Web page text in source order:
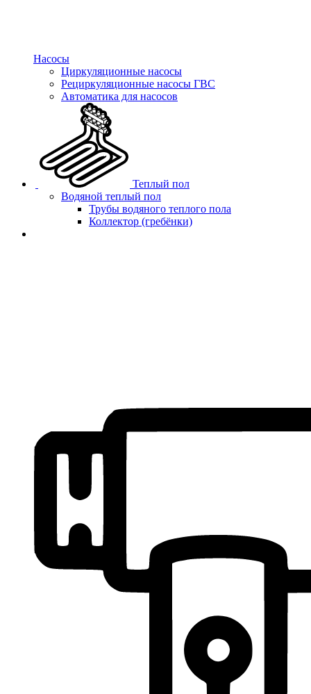
Насосы
Циркуляционные насосы
Рециркуляционные насосы ГВС
Автоматика для насосов
Теплый пол
Водяной теплый пол
Трубы водяного теплого пола
Коллектор (гребёнки)